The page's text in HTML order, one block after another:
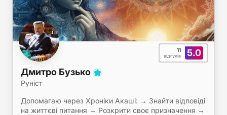
5.0
11
відгуків
Дмитро Бузько
Руніст
Допомагаю через Хроніки Акаші: → Знайти відповіді
на життєві питання → Розкрити своє призначення →